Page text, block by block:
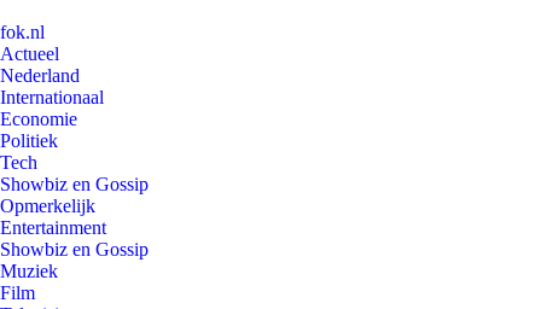
fok.nl
Actueel
Nederland
Internationaal
Economie
Politiek
Tech
Showbiz en Gossip
Opmerkelijk
Entertainment
Showbiz en Gossip
Muziek
Film